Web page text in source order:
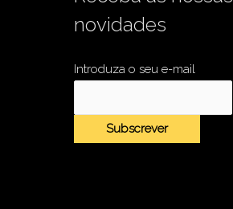
novidades
Introduza o seu e-mail